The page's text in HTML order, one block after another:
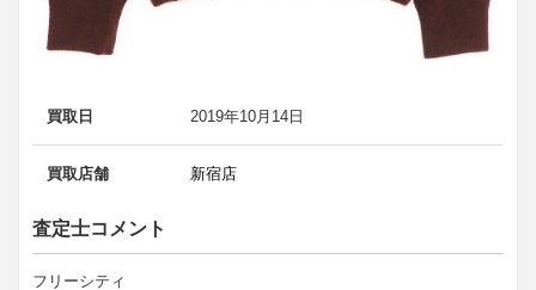
買取日 2019年10月14日
買取店舗 新宿店
査定士コメント
フリーシティ